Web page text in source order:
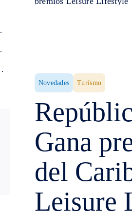
Novedades Turísmo
Gana
del
Leisure